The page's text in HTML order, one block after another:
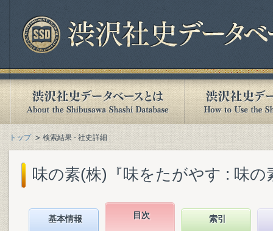
トップ 検索結果 - 社史詳細
味の素(株)『味をたがやす : 味の
基本情報 目次 索引